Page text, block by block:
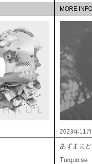
MORE INFO
2023年11
あずまま
Turquoise